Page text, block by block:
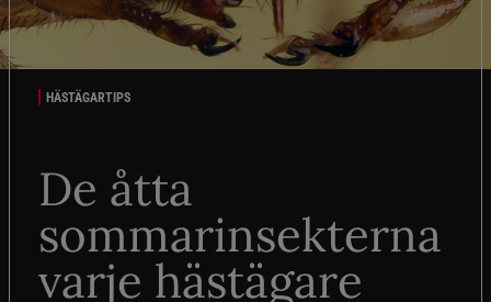
HÄSTÄGARTIPS
De åtta
sommarinsekterna
varje hästägare